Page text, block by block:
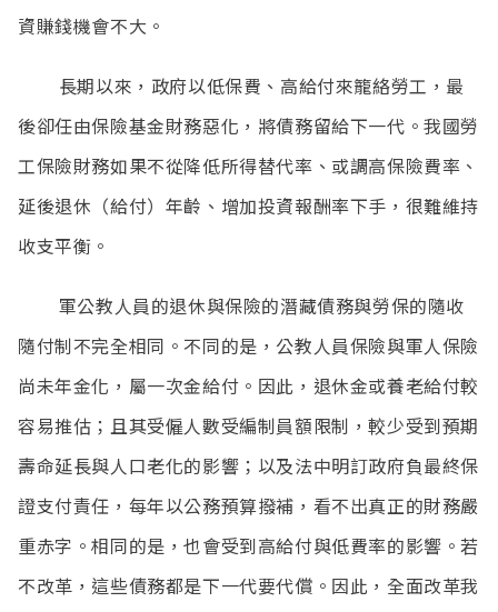
資賺錢機會不大。
長期以來，政府以低保費、高給付來籠絡勞工，最
後卻任由保險基金財務惡化，將債務留給下一代。我國勞
工保險財務如果不從降低所得替代率、或調高保險費率、
延後退休（給付）年齡、增加投資報酬率下手，很難維持
收支平衡。
軍公教人員的退休與保險的潛藏債務與勞保的隨收
隨付制不完全相同。不同的是，公教人員保險與軍人保險
尚未年金化，屬一次金給付。因此，退休金或養老給付較
容易推估；且其受僱人數受編制員額限制，較少受到預期
壽命延長與人口老化的影響；以及法中明訂政府負最終保
證支付責任，每年以公務預算撥補，看不出真正的財務嚴
重赤字。相同的是，也會受到高給付與低費率的影響。若
不改革，這些債務都是下一代要代償。因此，全面改革我